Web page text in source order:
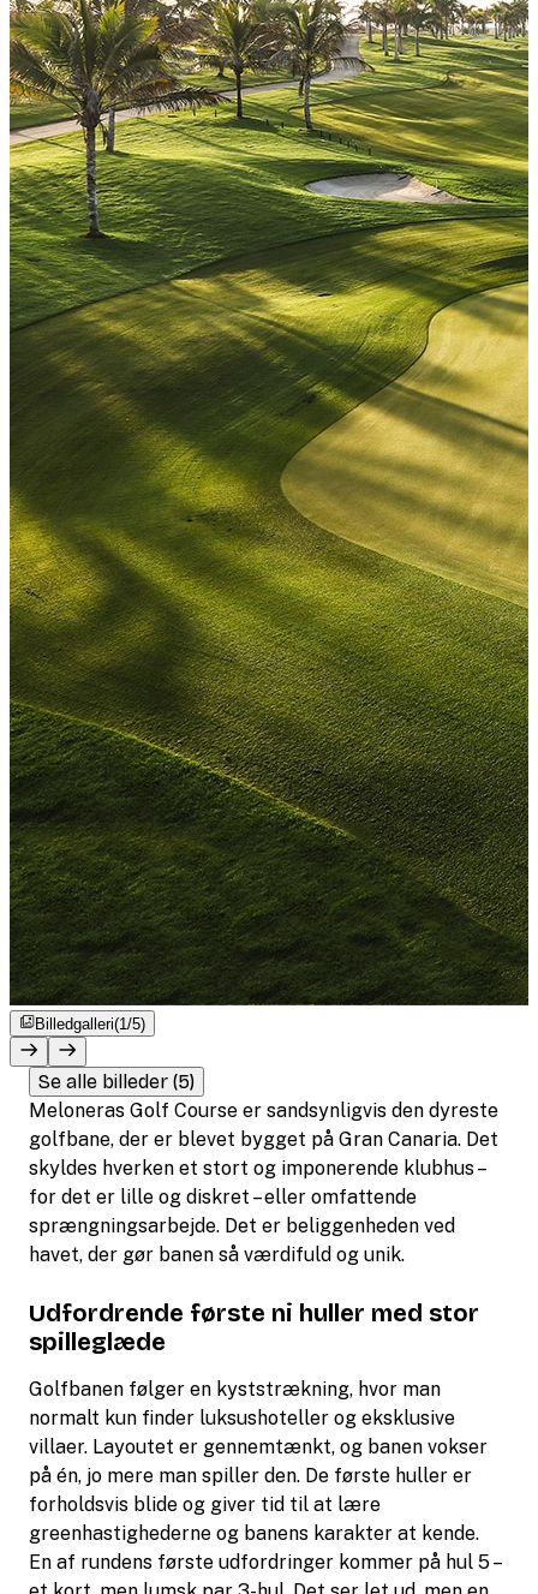
Billedgalleri(1/5)
Se alle billeder (5)
Meloneras Golf Course er sandsynligvis den dyreste
golfbane, der er blevet bygget på Gran Canaria. Det
skyldes hverken et stort og imponerende klubhus –
for det er lille og diskret – eller omfattende
sprængningsarbejde. Det er beliggenheden ved
havet, der gør banen så værdifuld og unik.
Udfordrende første ni huller med stor
spilleglæde
Golfbanen følger en kyststrækning, hvor man
normalt kun finder luksushoteller og eksklusive
villaer. Layoutet er gennemtænkt, og banen vokser
på én, jo mere man spiller den. De første huller er
forholdsvis blide og giver tid til at lære
greenhastighederne og banens karakter at kende.
En af rundens første udfordringer kommer på hul 5 –